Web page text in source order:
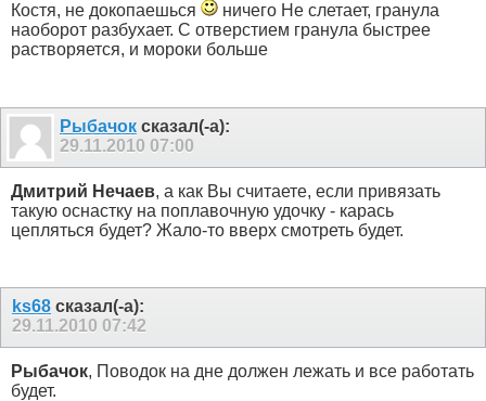
Костя, не докопаешься
ничего Не слетает, гранула
наоборот разбухает. С отверстием гранула быстрее
растворяется, и мороки больше
Рыбачок сказал(-а):
29.11.2010 07:00
Дмитрий Нечаев, а как Вы считаете, если привязать
такую оснастку на поплавочную удочку - карась
цепляться будет? Жало-то вверх смотреть будет.
ks68 сказал(-а):
29.11.2010 07:42
Рыбачок, Поводок на дне должен лежать и все работать
будет.